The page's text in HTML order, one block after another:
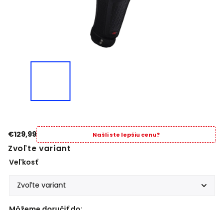
€129,99 Našli ste lepšiu cenu?
Zvoľte variant
Veľkosť